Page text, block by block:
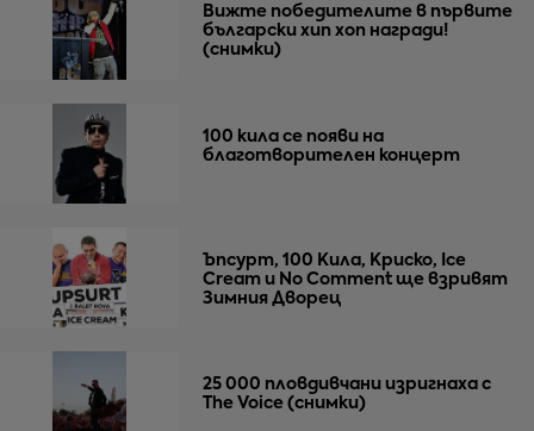
Вижте победителите в първите
български хип хоп награди!
(снимки)
100 кила се появи на
благотворителен концерт
Ъпсурт, 100 Кила, Криско, Ice
Cream и No Comment ще взривят
Зимния Дворец
25 000 пловдивчани изригнаха с
The Voice (снимки)